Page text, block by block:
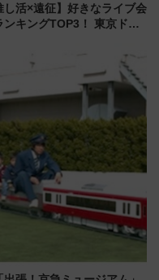
し活×遠征】好きなライブ会
ンキングTOP3！ 東京ドー
交通アクセス術、ライブ会